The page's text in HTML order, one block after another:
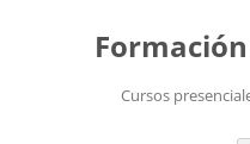
Cursos